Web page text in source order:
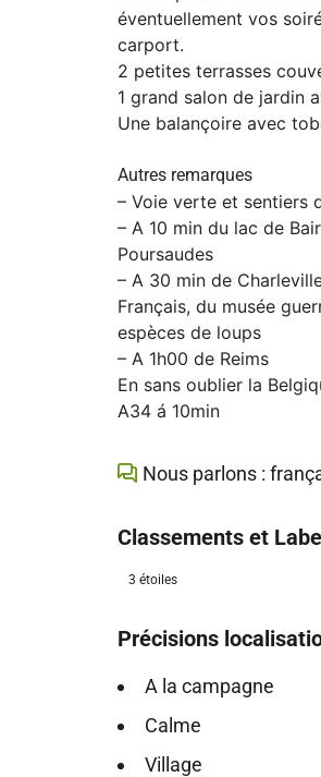
éventuellement vos
carport.
2 petites terrasses
1 grand salon de jardin
Une balançoire avec
Autres remarques
– Voie verte et sentiers
– A 10 min du lac de
Poursaudes
– A 30 min de
Français, du musée
espèces de loups
– A 1h00 de Reims
En sans oublier la
A34 á 10min
Nous parlons :
Classements et
3 étoiles
Précisions
A la campagne
Calme
Village